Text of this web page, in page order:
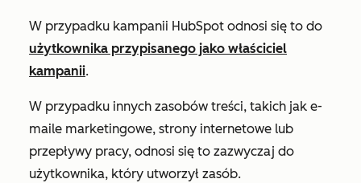
W przypadku kampanii HubSpot odnosi się to do
użytkownika przypisanego jako właściciel
kampanii.
W przypadku innych zasobów treści, takich jak e-
maile marketingowe, strony internetowe lub
przepływy pracy, odnosi się to zazwyczaj do
użytkownika, który utworzył zasób.